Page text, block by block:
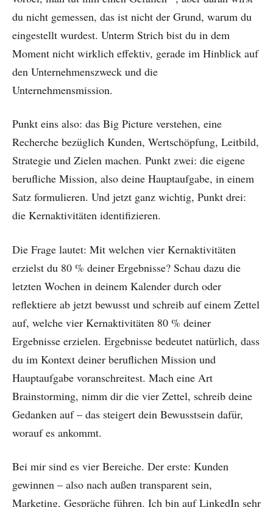
du nicht gemessen, das ist nicht der Grund, warum du
eingestellt wurdest. Unterm Strich bist du in dem
Moment nicht wirklich effektiv, gerade im Hinblick auf
den Unternehmenszweck und die
Unternehmensmission.
Punkt eins also: das Big Picture verstehen, eine
Recherche bezüglich Kunden, Wertschöpfung, Leitbild,
Strategie und Zielen machen. Punkt zwei: die eigene
berufliche Mission, also deine Hauptaufgabe, in einem
Satz formulieren. Und jetzt ganz wichtig, Punkt drei:
die Kernaktivitäten identifizieren.
Die Frage lautet: Mit welchen vier Kernaktivitäten
erzielst du 80 % deiner Ergebnisse? Schau dazu die
letzten Wochen in deinem Kalender durch oder
reflektiere ab jetzt bewusst und schreib auf einem Zettel
auf, welche vier Kernaktivitäten 80 % deiner
Ergebnisse erzielen. Ergebnisse bedeutet natürlich, dass
du im Kontext deiner beruflichen Mission und
Hauptaufgabe voranschreitest. Mach eine Art
Brainstorming, nimm dir die vier Zettel, schreib deine
Gedanken auf – das steigert dein Bewusstsein dafür,
worauf es ankommt.
Bei mir sind es vier Bereiche. Der erste: Kunden
gewinnen – also nach außen transparent sein,
Marketing, Gespräche führen. Ich bin auf LinkedIn sehr